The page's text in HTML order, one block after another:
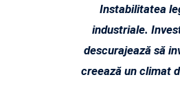
Instabilitatea
industriale.
descurajează să
creează un climat